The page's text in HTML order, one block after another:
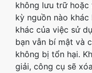
không lưu trữ hoặc
kỳ nguồn nào
khác của việc sử
bạn vẫn bí mật và
không bị tổn hại.
giải, công cụ sẽ